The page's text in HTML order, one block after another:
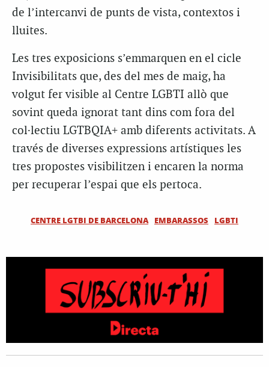
de l’intercanvi de punts de vista, contextos i
lluites.
Les tres exposicions s’emmarquen en el cicle
Invisibilitats que, des del mes de maig, ha
volgut fer visible al Centre LGBTI allò que
sovint queda ignorat tant dins com fora del
col·lectiu LGTBQIA+ amb diferents activitats. A
través de diverses expressions artístiques les
tres propostes visibilitzen i encaren la norma
per recuperar l’espai que els pertoca.
CENTRE LGTBI DE BARCELONA EMBARASSOS LGBTI